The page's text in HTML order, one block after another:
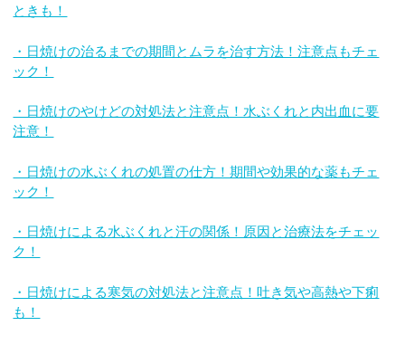
ときも！
・日焼けの治るまでの期間とムラを治す方法！注意点もチェ
ック！
・日焼けのやけどの対処法と注意点！水ぶくれと内出血に要
注意！
・日焼けの水ぶくれの処置の仕方！期間や効果的な薬もチェ
ック！
・日焼けによる水ぶくれと汗の関係！原因と治療法をチェッ
ク！
・日焼けによる寒気の対処法と注意点！吐き気や高熱や下痢
も！